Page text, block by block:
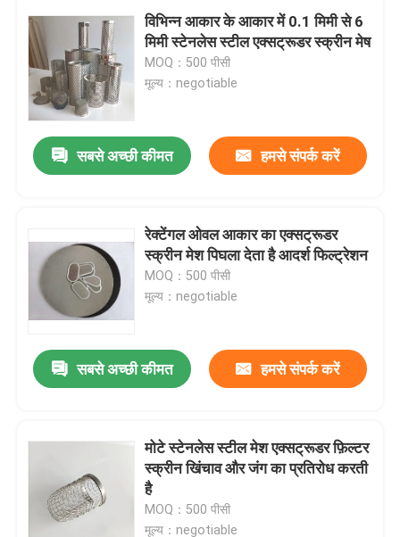
विभिन्न आकार के आकार में 0.1 मिमी से 6
मिमी स्टेनलेस स्टील एक्सट्रूडर स्क्रीन मेष
MOQ：500 पीसी
मूल्य：negotiable
सबसे अच्छी कीमत हमसे संपर्क करें
रेक्टेंगल ओवल आकार का एक्सट्रूडर
स्क्रीन मेश पिघला देता है आदर्श फिल्ट्रेशन
MOQ：500 पीसी
मूल्य：negotiable
सबसे अच्छी कीमत हमसे संपर्क करें
मोटे स्टेनलेस स्टील मेश एक्सट्रूडर फ़िल्टर
स्क्रीन खिंचाव और जंग का प्रतिरोध करती
है
MOQ：500 पीसी
मूल्य：negotiable